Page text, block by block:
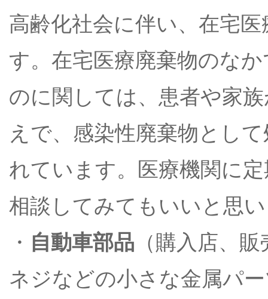
高齢化社会に伴い、在宅
す。在宅医療廃棄物のな
のに関しては、患者や家
えで、感染性廃棄物とし
れています。医療機関に
相談してみてもいいと思
・ 自動車部品 （購入店、
ネジなどの小さな金属パ